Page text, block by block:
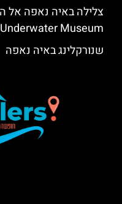
Underwater Museum)
שנורקלינג באיה נאפה